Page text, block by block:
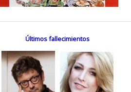
Últimos fallecimientos